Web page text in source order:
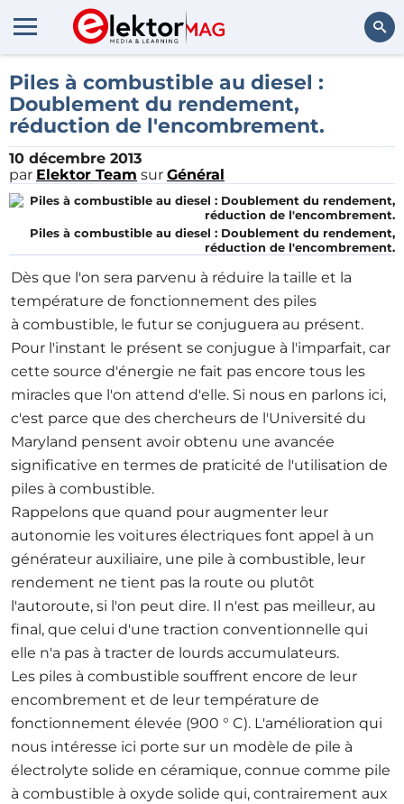
Piles à combustible au diesel :
Doublement du rendement,
réduction de l'encombrement.
10 décembre 2013
par Elektor Team sur Général
Piles à combustible au diesel : Doublement du rendement,
réduction de l'encombrement.
Dès que l'on sera parvenu à réduire la taille et la
température de fonctionnement des piles
à combustible, le futur se conjuguera au présent.
Pour l'instant le présent se conjugue à l'imparfait, car
cette source d'énergie ne fait pas encore tous les
miracles que l'on attend d'elle. Si nous en parlons ici,
c'est parce que des chercheurs de l'Université du
Maryland pensent avoir obtenu une avancée
significative en termesde praticité de l'utilisation de
piles à combustible.
Rappelons que quand pour augmenter leur
autonomie les voitures électriques font appel à un
générateur auxiliaire, une pile à combustible, leur
rendement ne tient pas la route ou plutôt
l'autoroute, si l'on peut dire. Il n'est pas meilleur, au
final, que celui d'une traction conventionnelle qui
elle n'a pas à tracter de lourds accumulateurs.
Les piles à combustible souffrent encore de leur
encombrement et de leur température de
fonctionnement élevée (900 ° C). L'amélioration qui
nous intéresse ici porte sur un modèle de pile à
électrolyte solide en céramique, connue comme pile
à combustible à oxyde solide qui, contrairement aux